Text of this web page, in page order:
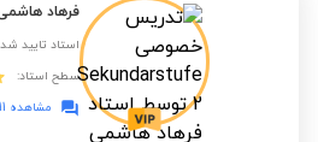
فرهاد
استاد تایید
سطح استاد:
مشاهده 211 دیدگاه